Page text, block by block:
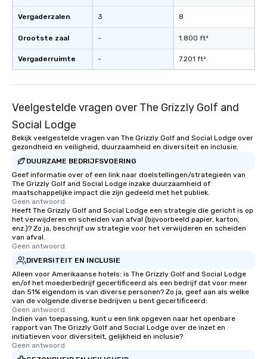
Vergaderzalen
Grootste zaal
Vergaderruimte
3
-
-
8
1.800 ft²
7.201 ft²
Veelgestelde vragen over The Grizzly Golf and
Social Lodge
Bekijk veelgestelde vragen van The Grizzly Golf and Social Lodge over
gezondheid en veiligheid, duurzaamheid en diversiteit en inclusie.
DUURZAME BEDRIJFSVOERING
Geef informatie over of een link naar doelstellingen/strategieën van
The Grizzly Golf and Social Lodge inzake duurzaamheid of
maatschappelijke impact die zijn gedeeld met het publiek.
Geen antwoord.
Heeft The Grizzly Golf and Social Lodge een strategie die gericht is op
het verwijderen en scheiden van afval (bijvoorbeeld papier, karton,
enz.)? Zo ja, beschrijf uw strategie voor het verwijderen en scheiden
van afval.
Geen antwoord.
DIVERSITEIT EN INCLUSIE
Alleen voor Amerikaanse hotels: is The Grizzly Golf and Social Lodge
en/of het moederbedrijf gecertificeerd als een bedrijf dat voor meer
dan 51% eigendom is van diverse personen? Zo ja, geef aan als welke
van de volgende diverse bedrijven u bent gecertificeerd:
Geen antwoord.
Indien van toepassing, kunt u een link opgeven naar het openbare
rapport van The Grizzly Golf and Social Lodge over de inzet en
initiatieven voor diversiteit, gelijkheid en inclusie?
Geen antwoord.